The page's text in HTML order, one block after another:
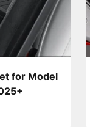
for Model